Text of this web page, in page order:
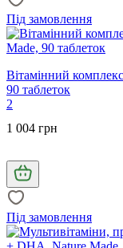
Під замовлення
Вітамінний
90 таблеток
2
1 004 грн
Під замовлення